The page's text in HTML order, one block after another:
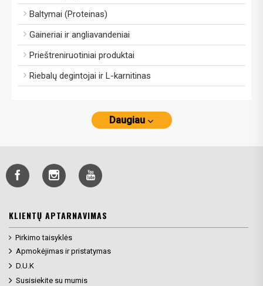
Baltymai (Proteinas)
Gaineriai ir angliavandeniai
Prieštreniruotiniai produktai
Riebalų degintojai ir L-karnitinas
Daugiau
KLIENTŲ APTARNAVIMAS
Pirkimo taisyklės
Apmokėjimas ir pristatymas
D.U.K
Susisiekite su mumis